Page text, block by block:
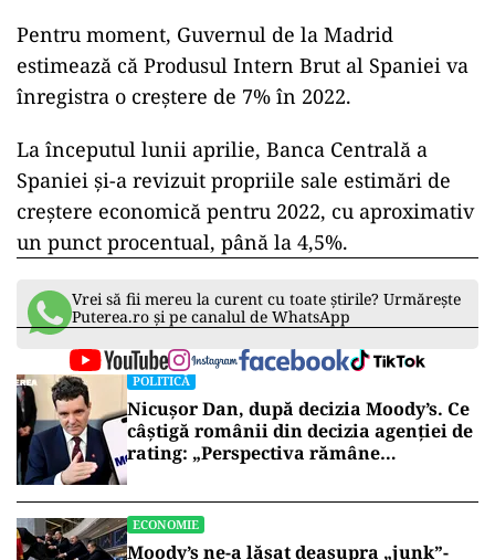
Pentru moment, Guvernul de la Madrid
estimează că Produsul Intern Brut al Spaniei va
înregistra o creştere de 7% în 2022.
La începutul lunii aprilie, Banca Centrală a
Spaniei şi-a revizuit propriile sale estimări de
creştere economică pentru 2022, cu aproximativ
un punct procentual, până la 4,5%.
Vrei să fii mereu la curent cu toate știrile? Urmărește
Puterea.ro și pe canalul de WhatsApp
POLITICĂ
Nicușor Dan, după decizia Moody’s. Ce
câștigă românii din decizia agenției de
rating: „Perspectiva rămâne
ECONOMIE
Moody’s ne-a lăsat deasupra „junk”-